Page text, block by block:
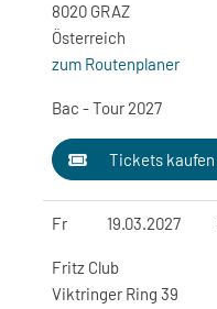
8020 GRAZ
Österreich
zum Routenplaner
Bac - Tour 2027
Tickets kaufen
Fr 19.03.2027
Fritz Club
Viktringer Ring 39